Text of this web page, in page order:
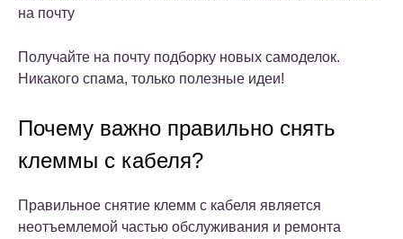
на почту
Получайте на почту подборку новых самоделок.
Никакого спама, только полезные идеи!
Почему важно правильно снять
клеммы с кабеля?
Правильное снятие клемм с кабеля является
неотъемлемой частью обслуживания и ремонта